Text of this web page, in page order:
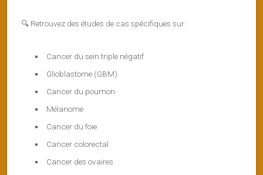
🔍 Retrouvez des études de cas spécifiques sur :
Cancer du sein triple négatif
Glioblastome (GBM)
Cancer du poumon
Mélanome
Cancer du foie
Cancer colorectal
Cancer des ovaires